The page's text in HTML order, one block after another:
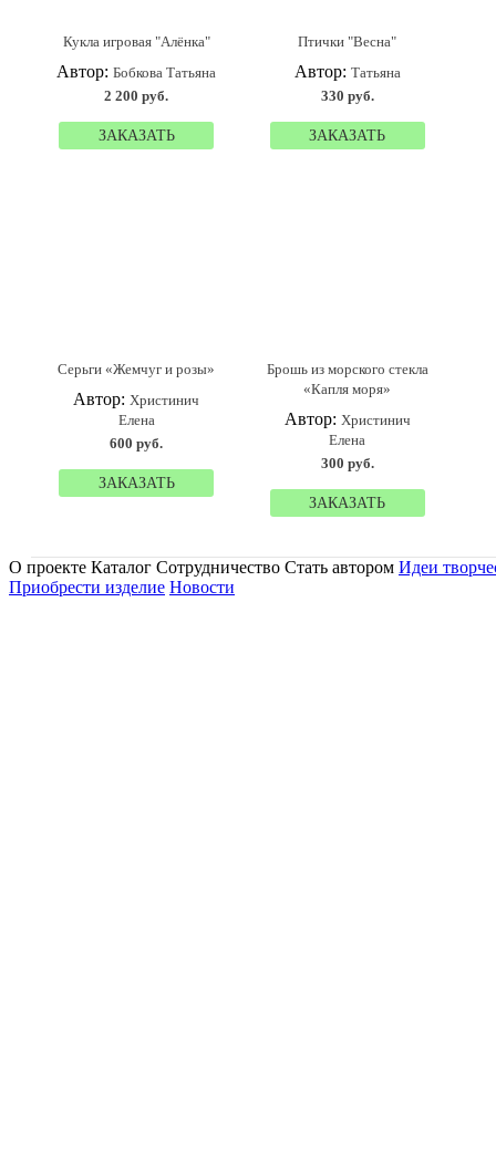
Кукла игровая "Алёнка"
Автор:Бобкова Татьяна
2 200 руб.
ЗАКАЗАТЬ
Птички "Весна"
Автор: Татьяна
330 руб.
ЗАКАЗАТЬ
Серьги «Жемчуг и розы»
Автор: Христинич
Елена
600 руб.
ЗАКАЗАТЬ
Брошь из морского стекла
«Капля моря»
Автор: Христинич
Елена
300 руб.
ЗАКАЗАТЬ
О проекте Каталог Сотрудничество Стать автором Идеи
Приобрести изделие Новости